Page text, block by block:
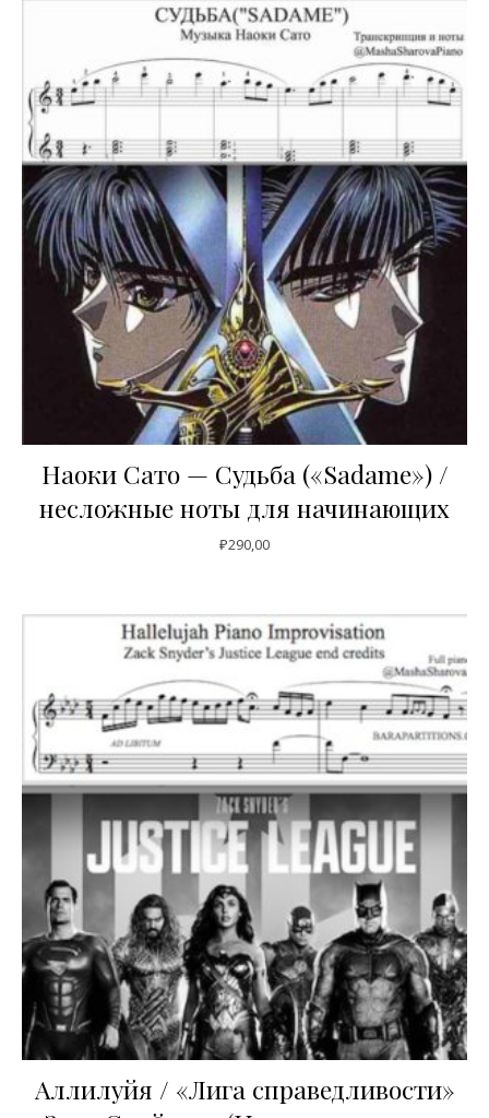
Наоки Сато — Судьба («Sadame») /
несложные ноты для начинающих
₽290,00
Аллилуйя / «Лига справедливости»